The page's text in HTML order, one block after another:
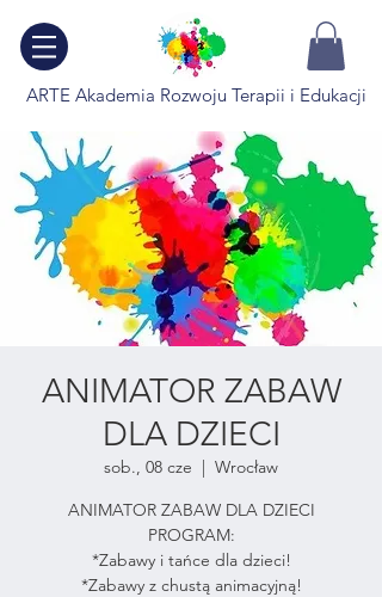
ARTE Akademia Rozwoju Terapii i Edukacji
ANIMATOR ZABAW
DLA DZIECI
sob., 08 cze
  |
Wrocław
ANIMATOR ZABAW DLA DZIECI
PROGRAM:
*Zabawy i tańce dla dzieci!
*Zabawy z chustą animacyjną!